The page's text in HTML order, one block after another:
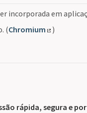
incorporada em
(Chromium )
rápida, segura e